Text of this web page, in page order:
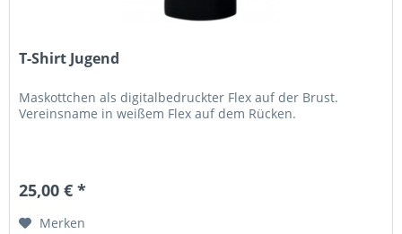
T-Shirt Jugend
Maskottchen als digitalbedruckter Flex auf der Brust.
Vereinsname in weißem Flex auf dem Rücken.
25,00 € *
Merken